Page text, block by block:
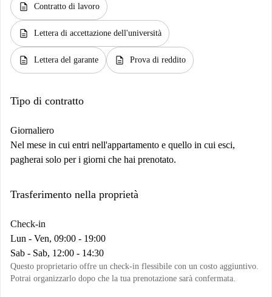
description Contratto di lavoro
description Lettera di accettazione dell'università
description Lettera del garante description Prova di reddito
Tipo di contratto
Giornaliero
Nel mese in cui entri nell'appartamento e quello in cui esci,
pagherai solo per i giorni che hai prenotato.
Trasferimento nella proprietà
Check-in
Lun - Ven, 09:00 - 19:00
Sab - Sab, 12:00 - 14:30
Questo proprietario offre un check-in flessibile con un costo aggiuntivo.
Potrai organizzarlo dopo che la tua prenotazione sarà confermata.